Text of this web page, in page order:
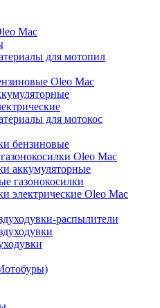
Mac
для мотопил
Oleo Mac
для мотокос
бензиновые
Oleo Mac
аккумуляторные
газонокосилки
электрические Oleo Mac
распылители